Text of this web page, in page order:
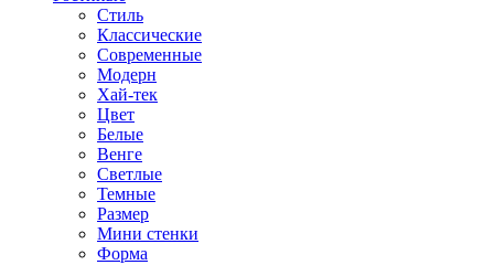
Стиль
Классические
Современные
Модерн
Хай-тек
Цвет
Белые
Венге
Светлые
Темные
Размер
Мини стенки
Форма